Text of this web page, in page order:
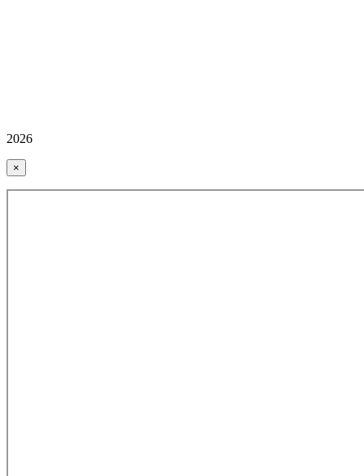
2026
×